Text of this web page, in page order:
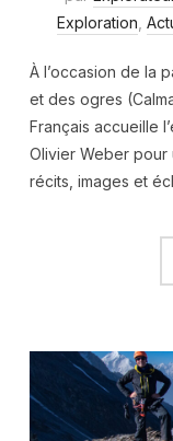
Exploration
À l’occasion de la
et des ogres
Français accueille
Olivier Weber
récits, images et